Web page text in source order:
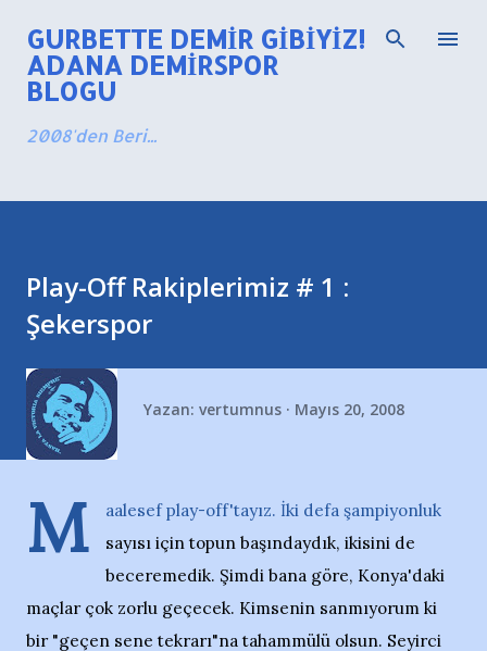
Ana içeriğe atla
GURBETTE DEMIR GIBIYIZ!
ADANA DEMIRSPOR
BLOGU
2008'den Beri...
Play-Off Rakiplerimiz # 1 :
Şekerspor
Yazan: vertumnus Mayıs 20, 2008
M
aalesef play-off'tayız. İki defa şampiyonluk
sayısı için topun başındaydık, ikisini de
beceremedik. Şimdi bana göre, Konya'daki
maçlar çok zorlu geçecek. Kimsenin sanmıyorum ki
bir "geçen sene tekrarı"na tahammülü olsun. Seyirci